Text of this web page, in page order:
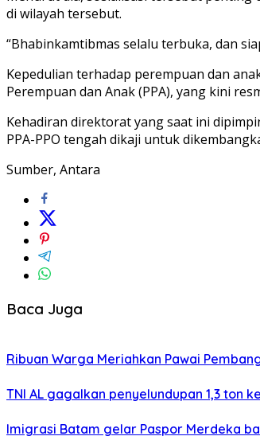
di wilayah tersebut.
“Bhabinkamtibmas selalu terbuka, dan
Kepedulian terhadap perempuan dan
Perempuan dan Anak (PPA), yang kini
Kehadiran direktorat yang saat ini
PPA-PPO tengah dikaji untuk
Sumber, Antara
Baca Juga
Ribuan Warga Meriahkan Pawai
TNI AL gagalkan penyelundupan 1,3 ton
Imigrasi Batam gelar Paspor Merdeka